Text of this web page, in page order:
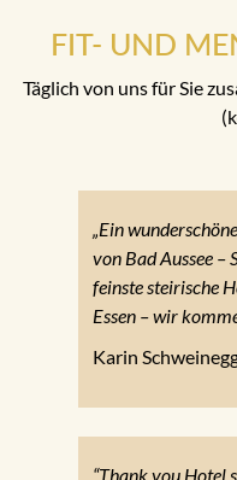
FIT- UND
Täglich von uns für Sie
„Ein
von Bad Aussee –
feinste steirische
Essen – wir
Karin
“Thank you Hotel